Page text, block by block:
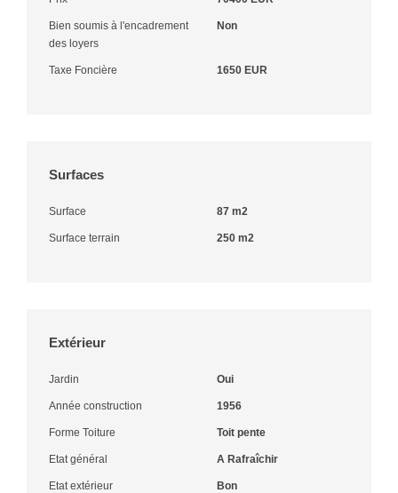
Bien soumis à l'encadrement
des loyers
Non
Taxe Foncière 1650 EUR
Surfaces
Surface 87 m2
Surface terrain 250 m2
Extérieur
Jardin Oui
Année construction 1956
Forme Toiture Toit pente
Etat général A Rafraîchir
Etat extérieur Bon